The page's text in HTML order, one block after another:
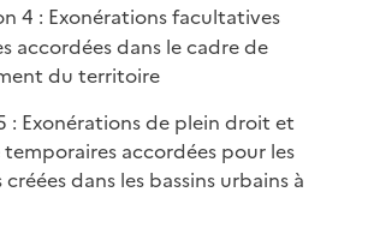
4 : Exonérations facultatives
accordées dans le cadre de
du territoire
: Exonérations de plein droit et
accordées pour les
dans les bassins urbains à